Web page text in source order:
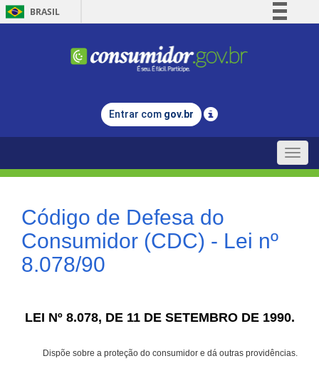
BRASIL
Comunica BR
Legislação
Entrar com gov.br
Toggle
Código de Defesa do
Consumidor (CDC) - Lei nº
8.078/90
LEI Nº 8.078, DE 11 DE SETEMBRO DE 1990.
Dispõe sobre a proteção do consumidor e dá outras providências.